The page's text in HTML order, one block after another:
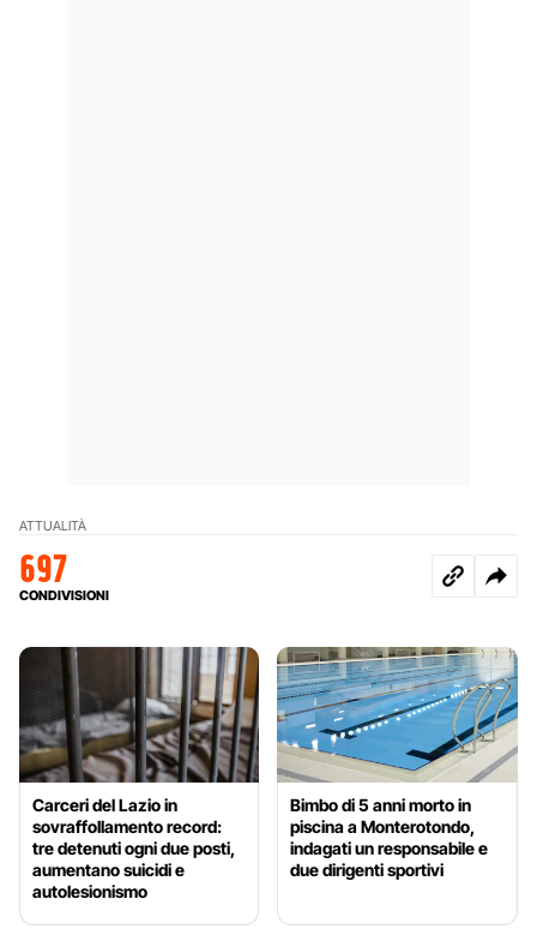
ATTUALITÀ
697
CONDIVISIONI
Carceri del Lazio in
sovraffollamento record:
tre detenuti ogni due posti,
aumentano suicidi e
autolesionismo
Bimbo di 5 anni morto in
piscina a Monterotondo,
indagati un responsabile e
due dirigenti sportivi